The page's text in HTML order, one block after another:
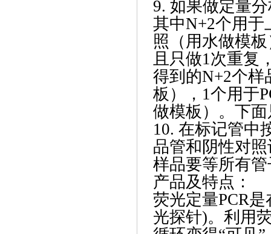
9. 如果做定量
其中N+2个用于
照（用水做模
且只做1次重复
得到的N+2个样
板），1个用于
做模板）。下
10. 在标记管中
品管和阴性对
样品要等所有
产品及特点：
荧光定量PCR
光探针)。利用